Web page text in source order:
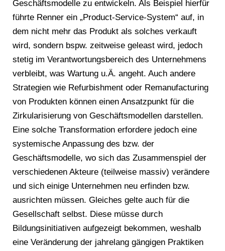
Geschäftsmodelle zu entwickeln. Als Beispiel hierfür
führte Renner ein „Product-Service-System“ auf, in
dem nicht mehr das Produkt als solches verkauft
wird, sondern bspw. zeitweise geleast wird, jedoch
stetig im Verantwortungsbereich des Unternehmens
verbleibt, was Wartung u.Ä. angeht. Auch andere
Strategien wie Refurbishment oder Remanufacturing
von Produkten können einen Ansatzpunkt für die
Zirkularisierung von Geschäftsmodellen darstellen.
Eine solche Transformation erfordere jedoch eine
systemische Anpassung des bzw. der
Geschäftsmodelle, wo sich das Zusammenspiel der
verschiedenen Akteure (teilweise massiv) verändere
und sich einige Unternehmen neu erfinden bzw.
ausrichten müssen. Gleiches gelte auch für die
Gesellschaft selbst. Diese müsse durch
Bildungsinitiativen aufgezeigt bekommen, weshalb
eine Veränderung der jahrelang gängigen Praktiken